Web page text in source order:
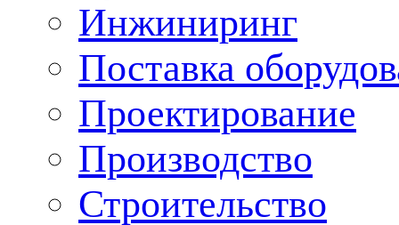
Инжиниринг
Поставка
Проектирование
Производство
Строительство